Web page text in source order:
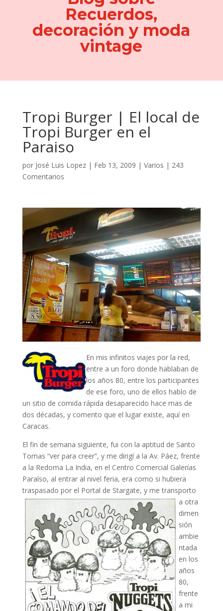
Recuerdos,
decoración y moda
vintage
Tropi Burger | El local de
Tropi Burger en el
Paraiso
por José Luis Lopez| Feb 13, 2009 | Varios | 243
Comentarios
En mis infinitos viajes por la red,
entre a un foro donde hablaban de
los años 80, entre los participantes
de ese foro, uno de ellos hablo de
un sitio de comida rápida desaparecido hace mas de
dos décadas, y comento que el lugar existe, aquí en
Caracas.
El fin de semana siguiente, fui con la aptitud de Santo
Tomas “ver para creer”, y me dirigí a la Av. Páez, frente
a la Redoma La India, en el Centro Comercial Galerías
Paraíso, al entrar al nivel feria, era como si hubiera
traspasado por el Portal de Stargate, y me transporto
a otra
dimen
sión
ambie
ntada
en los
años
80,
frente
a mi